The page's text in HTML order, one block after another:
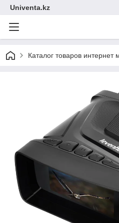
Univenta.kz
Каталог товаров интернет